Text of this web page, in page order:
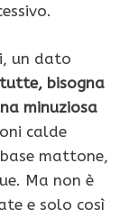
un dato
bisogna
minuziosa
calde
mattone,
Ma non è
e solo così